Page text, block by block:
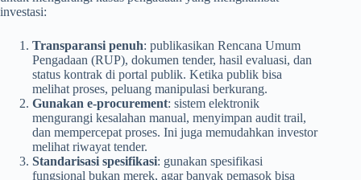
investasi:
Transparansi penuh: publikasikan Rencana Umum
Pengadaan (RUP), dokumen tender, hasil evaluasi, dan
status kontrak di portal publik. Ketika publik bisa
melihat proses, peluang manipulasi berkurang.
Gunakan e-procurement: sistem elektronik
mengurangi kesalahan manual, menyimpan audit trail,
dan mempercepat proses. Ini juga memudahkan investor
melihat riwayat tender.
Standarisasi spesifikasi: gunakan spesifikasi
fungsional bukan merek, agar banyak pemasok bisa